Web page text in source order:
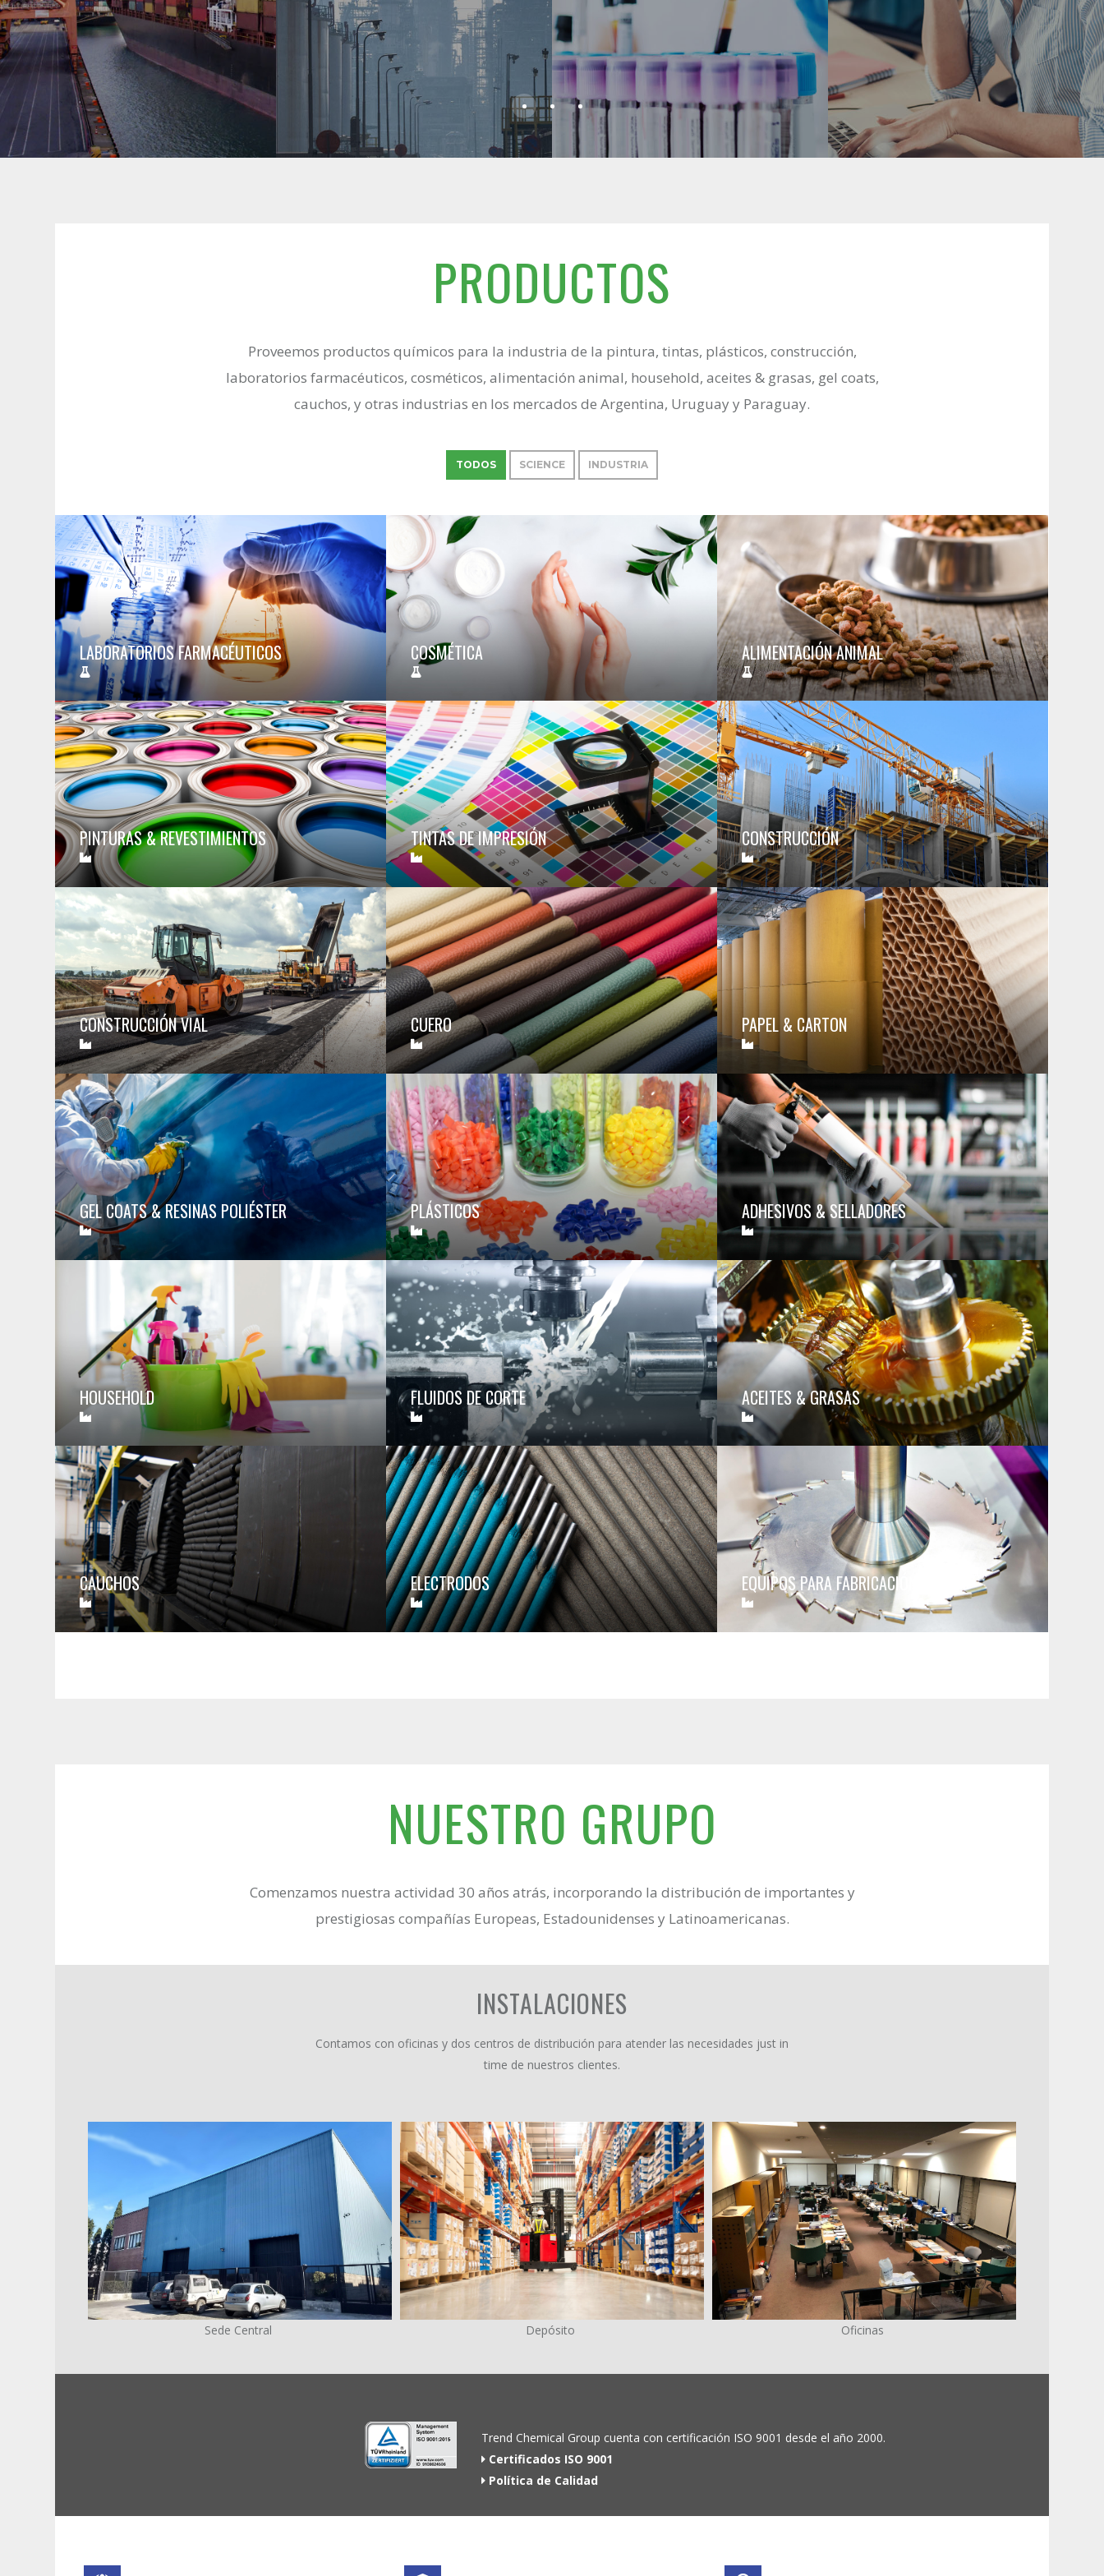
PRODUCTOS
Proveemos productos químicos para la industria de la pintura, tintas, plásticos, construcción,
laboratorios farmacéuticos, cosméticos, alimentación animal, household, aceites & grasas, gel coats,
cauchos, y otras industrias en los mercados de Argentina, Uruguay y Paraguay.
TODOS SCIENCE INDUSTRIA
LABORATORIOS FARMACÉUTICOS COSMÉTICA ALIMENTACIÓN ANIMAL
PINTURAS & REVESTIMIENTOS TINTAS DE IMPRESIÓN CONSTRUCCIÓN
CONSTRUCCIÓN VIAL CUERO PAPEL & CARTON
GEL COATS & RESINAS POLIÉSTER PLÁSTICOS ADHESIVOS & SELLADORES
HOUSEHOLD FLUIDOS DE CORTE ACEITES & GRASAS
CAUCHOS ELECTRODOS EQUIPOS PARA FABRICACIÓN
NUESTRO GRUPO
Comenzamos nuestra actividad 30 años atrás, incorporando la distribución de importantes y
prestigiosas compañías Europeas, Estadounidenses y Latinoamericanas.
INSTALACIONES
Contamos con oficinas y dos centros de distribución para atender las necesidades just in
time de nuestros clientes.
Sede Central Depósito Oficinas
Trend Chemical Group cuenta con certificación ISO 9001 desde el año 2000.
Certificados ISO 9001
Política de Calidad